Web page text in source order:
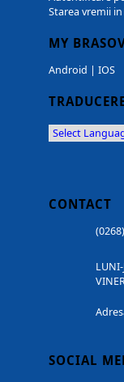
Starea vremii
MY
Android | IOS
CONTACT
SOCIAL